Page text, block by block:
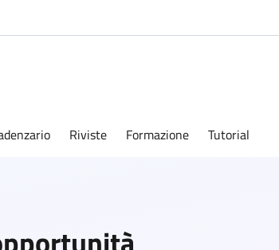
Riviste Formazione Tutorial